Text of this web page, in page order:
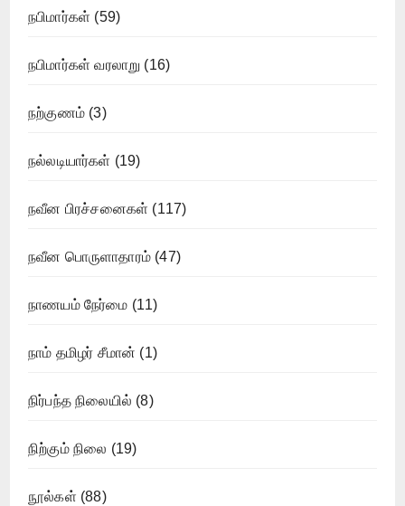
நபிமார்கள் (59)
நபிமார்கள் வரலாறு (16)
நற்குணம் (3)
நல்லடியார்கள் (19)
நவீன பிரச்சனைகள் (117)
நவீன பொருளாதாரம் (47)
நாணயம் நேர்மை (11)
நாம் தமிழர் சீமான் (1)
நிர்பந்த நிலையில் (8)
நிற்கும் நிலை (19)
நூல்கள் (88)